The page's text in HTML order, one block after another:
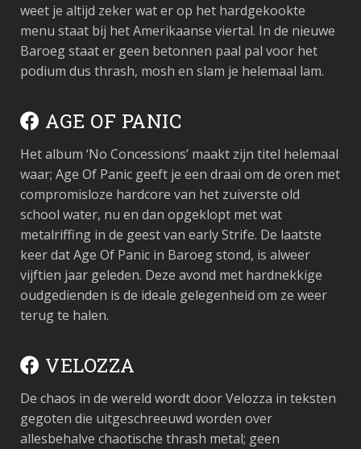
weet je altijd zeker wat er op het hardgekookte
menu staat bij het Amerikaanse viertal. In de nieuwe
Baroeg staat er geen betonnen paal pal voor het
podium dus thrash, mosh en slam je helemaal lam.
AGE OF PANIC
Het album ‘No Concessions’ maakt zijn titel helemaal
waar; Age Of Panic geeft je een draai om de oren met
compromisloze hardcore van het zuiverste old
school water, nu en dan opgeklopt met wat
metalriffing in de geest van early Strife. De laatste
keer dat Age Of Panic in Baroeg stond, is alweer
vijftien jaar geleden. Deze avond met hardnekkige
oudgedienden is de ideale gelegenheid om ze weer
terug te halen.
VELOZZA
De chaos in de wereld wordt door Velozza in teksten
gegoten die uitgeschreeuwd worden over
allesbehalve chaotische thrash metal; geen